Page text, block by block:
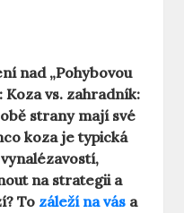
nad „Pohybovou
vs. zahradník:
strany mají své
koza je typická
na strategii a
To záleží na vás a